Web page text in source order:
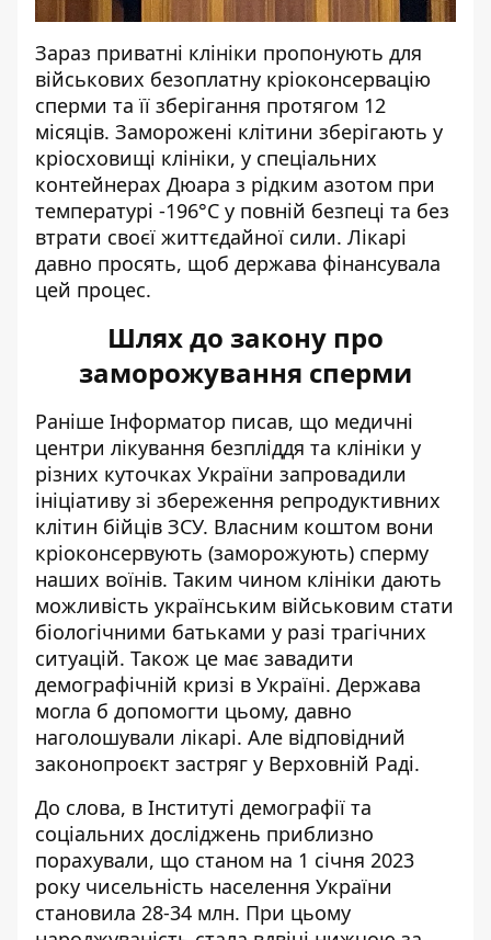
Зараз приватні клініки пропонують для
військових безоплатну кріоконсервацію
сперми та її зберігання протягом 12
місяців. Заморожені клітини зберігають у
кріосховищі клініки, у спеціальних
контейнерах Дюара з рідким азотом при
температурі -196°C у повній безпеці та без
втрати своєї життєдайної сили. Лікарі
давно просять, щоб держава фінансувала
цей процес.
Шлях до закону про
заморожування сперми
Раніше Інформатор писав, що медичні
центри лікування безпліддя та клініки у
різних куточках України запровадили
ініціативу зі збереження репродуктивних
клітин бійців ЗСУ. Власним коштом вони
кріоконсервують (заморожують) сперму
наших воїнів. Таким чином клініки дають
можливість українським військовим стати
біологічними батьками у разі трагічних
ситуацій. Також це має завадити
демографічній кризі в Україні. Держава
могла б допомогти цьому, давно
наголошували лікарі. Але відповідний
законопроєкт застряг у Верховній Раді.
До слова, в Інституті демографії та
соціальних досліджень приблизно
порахували, що станом на 1 січня 2023
року чисельність населення України
становила 28-34 млн. При цьому